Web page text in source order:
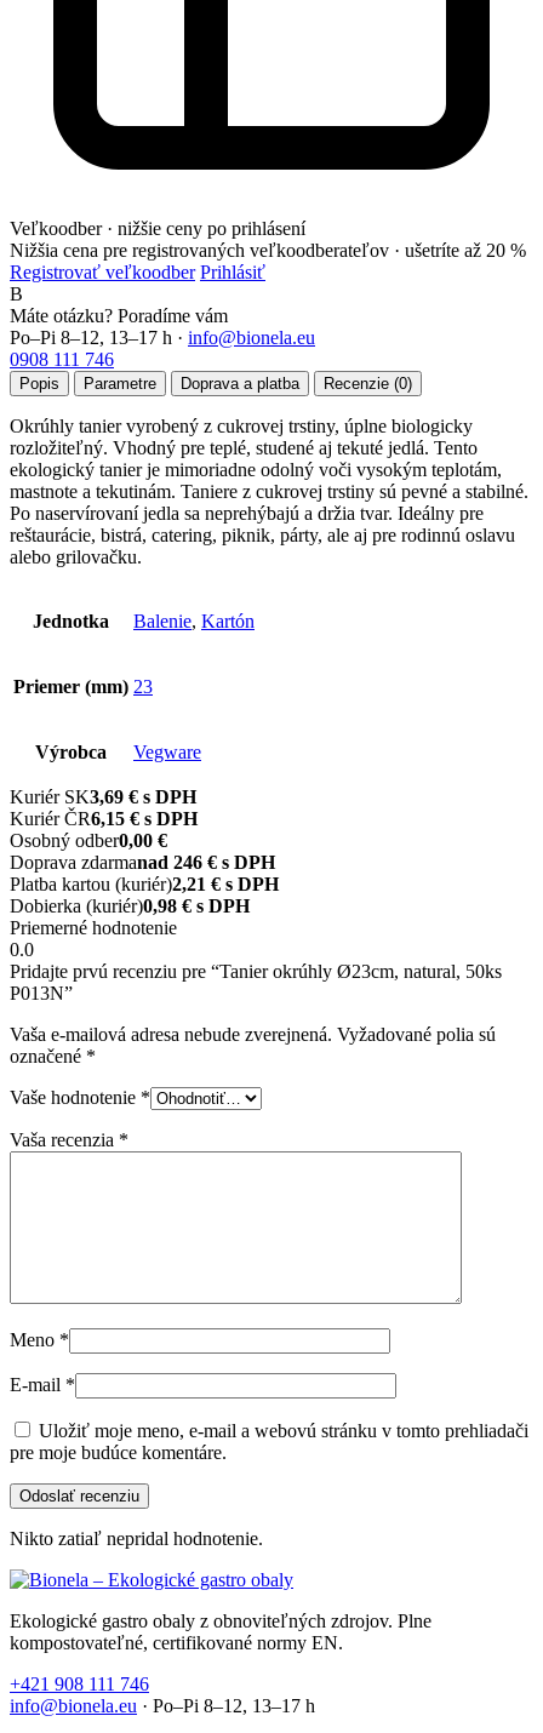
Veľkoodber · nižšie ceny po prihlásení
Nižšia cena pre registrovaných veľkoodberateľov · ušetríte až 20 %
Registrovať veľkoodber Prihlásiť
B
Máte otázku? Poradíme vám
Po–Pi 8–12, 13–17 h · info@bionela.eu
0908 111 746
Popis Parametre Doprava a platba Recenzie (0)
Okrúhly tanier vyrobený z cukrovej trstiny, úplne biologicky
rozložiteľný. Vhodný pre teplé, studené aj tekuté jedlá. Tento
ekologický tanier je mimoriadne odolný voči vysokým teplotám,
mastnote a tekutinám. Taniere z cukrovej trstiny sú pevné a stabilné.
Po naservírovaní jedla sa neprehýbajú a držia tvar. Ideálny pre
reštaurácie, bistrá, catering, piknik, párty, ale aj pre rodinnú oslavu
alebo grilovačku.
Jednotka Balenie, Kartón
Priemer (mm) 23
Výrobca Vegware
Kuriér SK3,69 € s DPH
Kuriér ČR6,15 € s DPH
Osobný odber0,00 €
Doprava zdarmanad 246 € s DPH
Platba kartou (kuriér)2,21 € s DPH
Dobierka (kuriér)0,98 € s DPH
Priemerné hodnotenie
0.0
Pridajte prvú recenziu pre “Tanier okrúhly Ø23cm, natural, 50ks
P013N”
Vaša e-mailová adresa nebude zverejnená. Vyžadované polia sú
označené *
Vaše hodnotenie *
Vaša recenzia *
Meno *
E-mail *
Uložiť moje meno, e-mail a webovú stránku v tomto prehliadači
pre moje budúce komentáre.
Nikto zatiaľ nepridal hodnotenie.
Ekologické gastro obaly z obnoviteľných zdrojov. Plne
kompostovateľné, certifikované normy EN.
+421 908 111 746
info@bionela.eu · Po–Pi 8–12, 13–17 h